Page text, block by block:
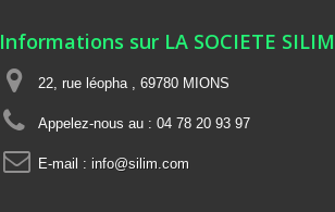
Informations sur LA SOCIETE SILIM
22, rue léopha , 69780 MIONS
Appelez-nous au : 04 78 20 93 97
E-mail : info@silim.com